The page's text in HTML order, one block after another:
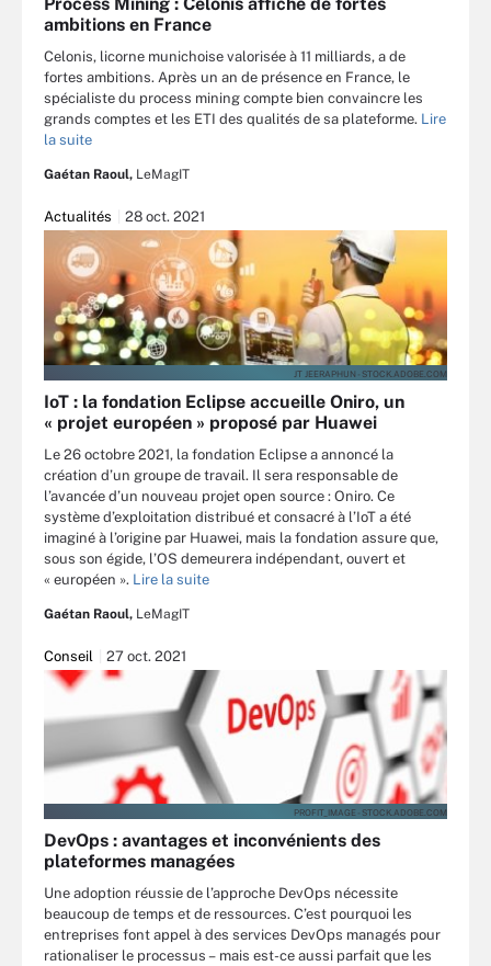
ambitions en France
Celonis, licorne munichoise valorisée à 11 milliards, a de
fortes ambitions. Après un an de présence en France, le
spécialiste du process mining compte bien convaincre les
grands comptes et les ETI des qualités de sa plateforme. Lire
la suite
Gaétan Raoul, LeMagIT
Actualités 28 oct. 2021
JT JEERAPHUN - STOCK.ADOBE.COM
IoT : la fondation Eclipse accueille Oniro, un
« projet européen » proposé par Huawei
Le 26 octobre 2021, la fondation Eclipse a annoncé la
création d’un groupe de travail. Il sera responsable de
l’avancée d’un nouveau projet open source : Oniro. Ce
système d’exploitation distribué et consacré à l’IoT a été
imaginé à l’origine par Huawei, mais la fondation assure que,
sous son égide, l’OS demeurera indépendant, ouvert et
« européen ». Lire la suite
Gaétan Raoul, LeMagIT
Conseil 27 oct. 2021
PROFIT_IMAGE - STOCK.ADOBE.COM
DevOps : avantages et inconvénients des
plateformes managées
Une adoption réussie de l’approche DevOps nécessite
beaucoup de temps et de ressources. C’est pourquoi les
entreprises font appel à des services DevOps managés pour
rationaliser le processus – mais est-ce aussi parfait que les